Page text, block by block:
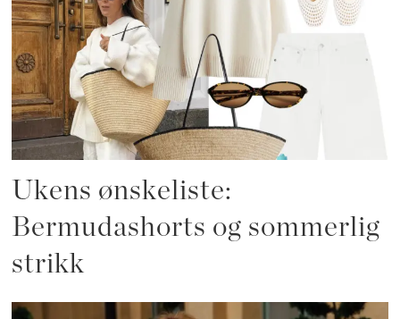
Ukens ønskeliste:
Bermudashorts og sommerlig
strikk